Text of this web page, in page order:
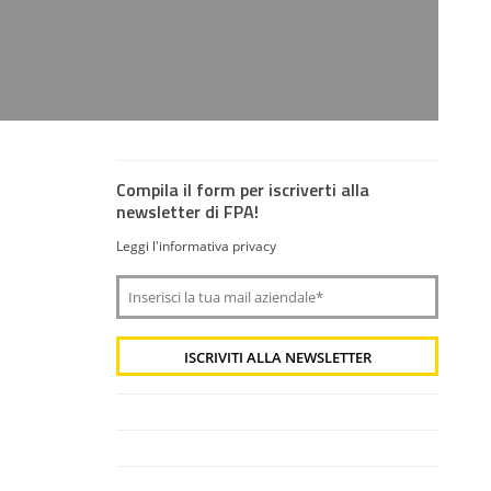
Compila il form per iscriverti alla
newsletter di FPA!
Leggi l'informativa privacy